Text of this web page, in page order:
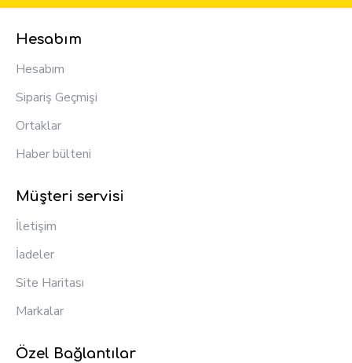
Hesabım
Hesabım
Sipariş Geçmişi
Ortaklar
Haber bülteni
Müşteri servisi
İletişim
İadeler
Site Haritası
Markalar
Özel Bağlantılar